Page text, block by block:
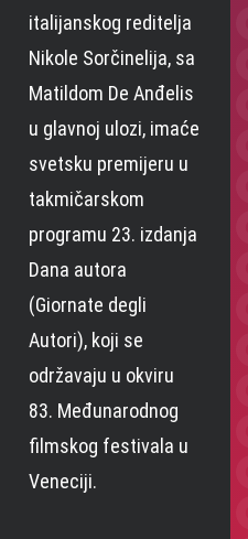
italijanskog reditelja
Nikole Sorčinelija, sa
Matildom De Anđelis
u glavnoj ulozi, imaće
svetsku premijeru u
takmičarskom
programu 23. izdanja
Dana autora
(Giornate degli
Autori), koji se
održavaju u okviru
83. Međunarodnog
filmskog festivala u
Veneciji.